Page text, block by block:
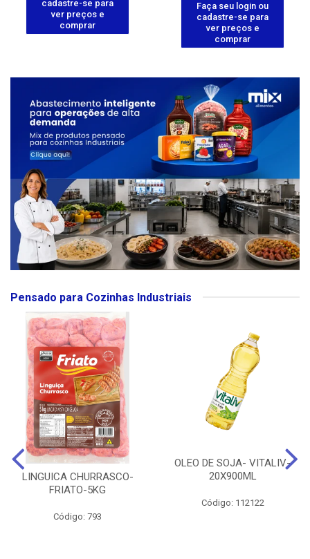
cadastre-se para
ver preços e
comprar
Faça seu login ou
cadastre-se para
ver preços e
comprar
Pensado para Cozinhas Industriais
LINGUICA CHURRASCO-
FRIATO-5KG
Código: 793
OLEO DE SOJA- VITALIV-
20X900ML
Código: 112122